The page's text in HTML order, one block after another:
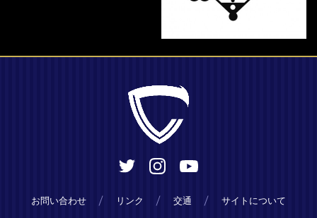
お問い合わせ リンク 交通 サイトについて